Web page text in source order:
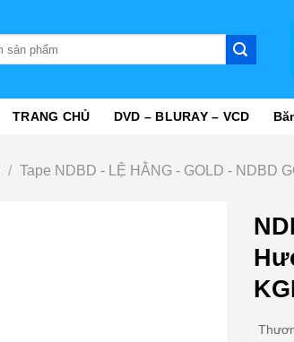
TRANG CHỦ DVD – BLURAY – VCD
/ Tape NDBD - LỆ HẰNG - GOLD - NDBD